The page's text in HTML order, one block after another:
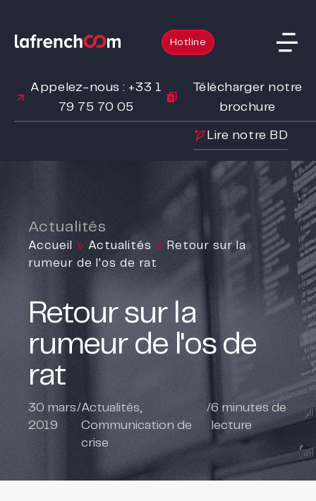
Hotline
Appelez-nous : +33 1
79 75 70 05
Télécharger notre
brochure
Lire notre BD
Actualités
Accueil » Actualités » Retour sur la
rumeur de l'os de rat
Retour sur la
rumeur de l'os de
rat
30 mars
2019
/Actualités,
Communication de
crise
/6 minutes de
lecture